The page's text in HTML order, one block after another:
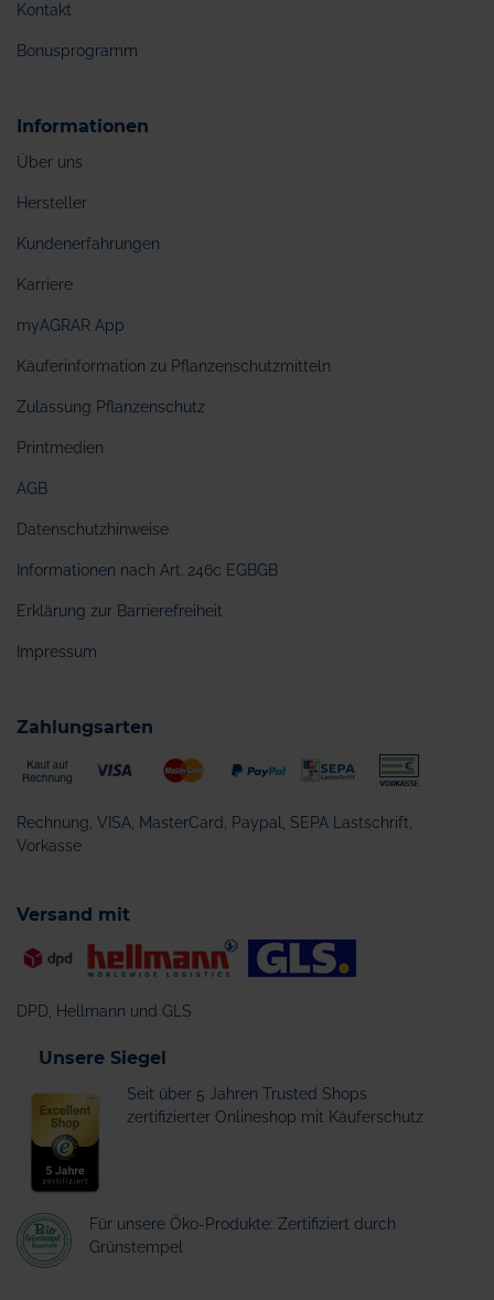
Kontakt
Bonusprogramm
Informationen
Über uns
Hersteller
Kundenerfahrungen
Karriere
myAGRAR App
Käuferinformation zu Pflanzenschutzmitteln
Zulassung Pflanzenschutz
Printmedien
AGB
Datenschutzhinweise
Informationen nach Art. 246c EGBGB
Erklärung zur Barrierefreiheit
Impressum
Zahlungsarten
Rechnung, VISA, MasterCard, Paypal, SEPA Lastschrift,
Vorkasse
Versand mit
DPD, Hellmann und GLS
Unsere Siegel
Seit über 5 Jahren Trusted Shops
zertifizierter Onlineshop mit Käuferschutz
Für unsere Öko-Produkte: Zertifiziert durch
Grünstempel